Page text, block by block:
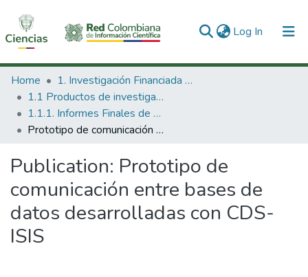
Log In (current)
Communities & Collections
All of DSpace
Statistics
Home
1. Investigación Financiada con Recursos Públicos
1.1 Productos de investigación
1.1.1. Informes Finales de Proyectos de Investigación
Prototipo de comunicación entre bases de datos desarrolladas con CDS-ISIS
Publication: Prototipo de
comunicación entre bases de
datos desarrolladas con CDS-
ISIS